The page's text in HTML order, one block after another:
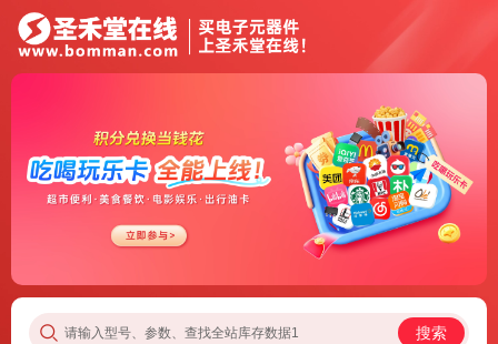
请输入型号、参数、查找全站库存数据1 搜索